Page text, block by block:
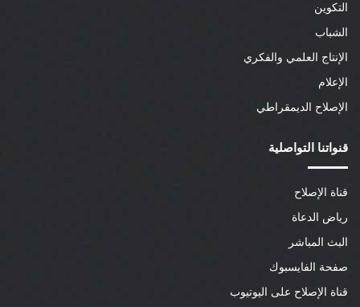
التكوين
الشباب
الإنتاج العلمي والفكري
الإعلام
الإصلاح الديمقراطي
قنواتنا التواصلية
قناة الإصلاح
رياض الدعاة
البث المباشر
صفحة الفايسبوك
قناة الإصلاح على اليوتيوب